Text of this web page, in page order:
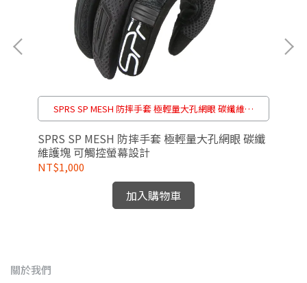
SPRS SP MESH 防摔手套 極輕量大孔網眼 碳纖維護
塊 可觸控螢幕設計
SPRS SP MESH 防摔手套 極輕量大孔網眼 碳纖
維護塊 可觸控螢幕設計
NT$1,000
加入購物車
關於我們